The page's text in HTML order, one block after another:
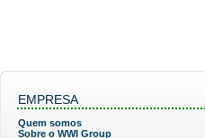
EMPRESA
Quem somos
Sobre o WWI Group